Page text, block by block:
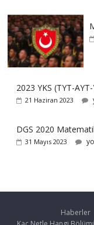
2023 YKS (TYT-
21 Haziran 2023
DGS 2020
31 Mayıs 2023
Haberler